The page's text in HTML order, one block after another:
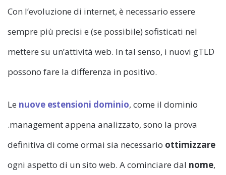
Con l’evoluzione di internet, è necessario essere
sempre più precisi e (se possibile) sofisticati nel
mettere su un’attività web. In tal senso, i nuovi gTLD
possono fare la differenza in positivo.
Le nuove estensioni dominio, come il dominio
.management appena analizzato, sono la prova
definitiva di come ormai sia necessario ottimizzare
ogni aspetto di un sito web. A cominciare dal nome,